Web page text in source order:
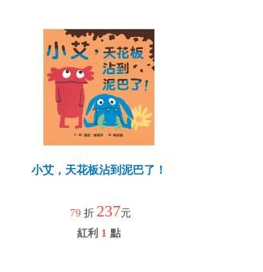
小艾，天花板沾到泥巴了！
79 折 237元
紅利 1 點